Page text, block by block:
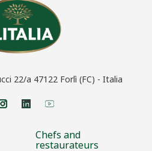
22/a 47122 Forlì (FC) - Italia
Chefs and
restaurateurs